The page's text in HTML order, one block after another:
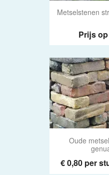
Metselstenen
Prijs
Oude
€ 0,80 per